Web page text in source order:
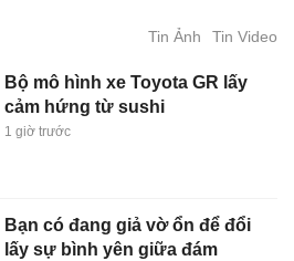
Tin Ảnh Tin Video
Bộ mô hình xe Toyota GR lấy
cảm hứng từ sushi
1 giờ trước
Bạn có đang giả vờ ổn để đổi
lấy sự bình yên giữa đám